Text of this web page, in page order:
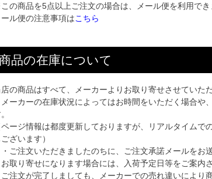
の商品を5点以上ご注文の場合は、メール便を利用でき
ール便の注意事項はこちら
品の在庫について
店の商品はすべて、メーカーよりお取り寄せさせていた
メーカーの在庫状況によってはお時間をいただく場合
ページ情報は都度更新しておりますが、リアルタイム
ございます）
・ご注文いただきましたのちに、ご注文承諾メールをお
お取り寄せになります場合には、入荷予定日等をご案内
ご注文が完了しましても、メーカーでの売れ違いにより